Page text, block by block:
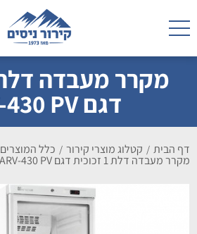
דגם ARV-430 PV
דף הבית / קטלוג מוצרי קירור / כלל המוצרים
מקרר מעבדה דלת 1 זכוכית דגם ARV-430 PV